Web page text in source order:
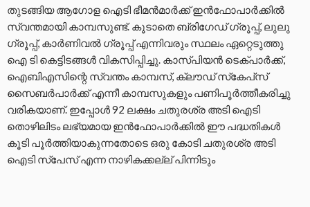
തുടങ്ങിയ ആഗോള ഐടി ഭീമന്‍മാര്‍ക്ക് ഇന്‍ഫോപാര്‍ക്കില്‍
സ്വന്തമായി കാമ്പസുണ്ട്. കൂടാതെ ബ്രിഗേഡ് ഗ്രൂപ്പ്, ലുലു
ഗ്രൂപ്പ്, കാര്‍ണിവല്‍ ഗ്രൂപ്പ് എന്നിവരും സ്ഥലം ഏറ്റെടുത്തു
ഐ ടി കെട്ടിടങ്ങള്‍ വികസിപ്പിച്ചു. കാസ്പിയന്‍ ടെക്പാര്‍ക്ക്,
ഐബിഎസിന്റെ സ്വന്തം കാമ്പസ്, ക്ലൗഡ് സ്‌കേപ്‌സ്
സൈബര്‍പാര്‍ക്ക് എന്നീ കാമ്പസുകളും പണിപൂര്‍ത്തീകരിച്ചു
വരികയാണ്. ഇപ്പോള്‍ 92 ലക്ഷം ചതുരശ്ര അടി ഐടി
തൊഴിലിടം ലഭ്യമായ ഇന്‍ഫോപാര്‍ക്കില്‍ ഈ പദ്ധതികള്‍
കൂടി പൂര്‍ത്തിയാകുന്നതോടെ ഒരു കോടി ചതുരശ്ര അടി
ഐടി സ്‌പേസ് എന്ന നാഴികക്കല്ല് പിന്നിടും